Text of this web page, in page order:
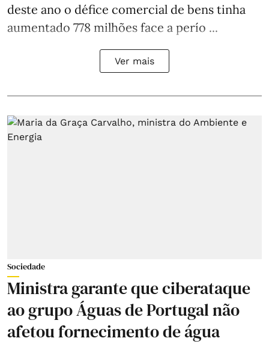
deste ano o défice comercial de bens tinha
aumentado 778 milhões face a perío ...
Ver mais
Sociedade
Ministra garante que ciberataque
ao grupo Águas de Portugal não
afetou fornecimento de água